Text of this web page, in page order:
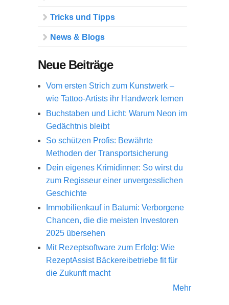
Tricks und Tipps
News & Blogs
Neue Beiträge
Vom ersten Strich zum Kunstwerk –
wie Tattoo-Artists ihr Handwerk lernen
Buchstaben und Licht: Warum Neon im
Gedächtnis bleibt
So schützen Profis: Bewährte
Methoden der Transportsicherung
Dein eigenes Krimidinner: So wirst du
zum Regisseur einer unvergesslichen
Geschichte
Immobilienkauf in Batumi: Verborgene
Chancen, die die meisten Investoren
2025 übersehen
Mit Rezeptsoftware zum Erfolg: Wie
RezeptAssist Bäckereibetriebe fit für
die Zukunft macht
Mehr